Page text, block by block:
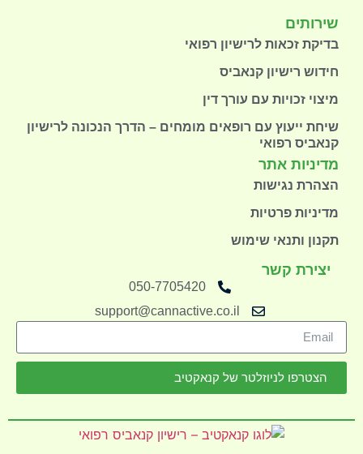
שירותים
בדיקת זכאות לרישיון רפואי
חידוש רישיון קנאביס
מיצוי זכויות עם עורך דין
שיחת ייעוץ עם רופאים מומחים – הדרך הנכונה לרישיון
קנאביס רפואי
מדיניות אתר
הצהרת נגישות
מדיניות פרטיות
תקנון ותנאי שימוש
יצירת קשר
050-7705420
support@cannactive.co.il
הצטרפו לניוזלטר של קנאקטיב